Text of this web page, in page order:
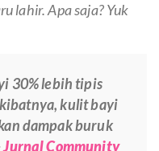
lahir. Apa saja? Yuk
30% lebih tipis
kulit bayi
dampak buruk
Jurnal Community